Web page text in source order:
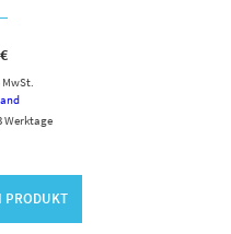
€
Werktage
PRODUKT